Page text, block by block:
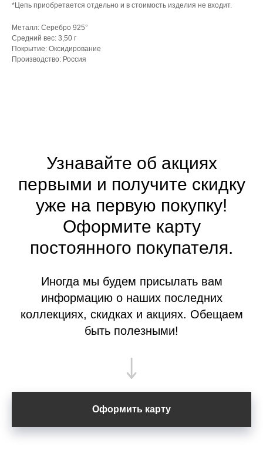
*Цепь приобретается отдельно и в стоимость изделия не входит.
Металл: Серебро 925°
Средний вес: 3,50 г
Покрытие: Оксидирование
Производство: Россия
Узнавайте об акциях
первыми и получите скидку
уже на первую покупку!
Оформите карту
постоянного покупателя.
Иногда мы будем присылать вам
информацию о наших последних
коллекциях, скидках и акциях. Обещаем
быть полезными!
Оформить карту